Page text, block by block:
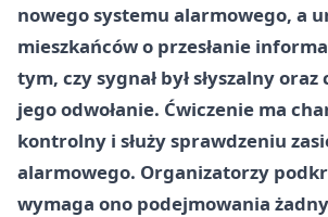
nowego systemu alarmowego, a
mieszkańców o przesłanie
tym, czy sygnał był słyszalny oraz
jego odwołanie. Ćwiczenie ma
kontrolny i służy sprawdzeniu
alarmowego. Organizatorzy
wymaga ono podejmowania